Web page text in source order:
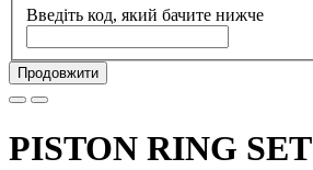
Введіть код, який бачите нижче
Продовжити
PISTON RING SET